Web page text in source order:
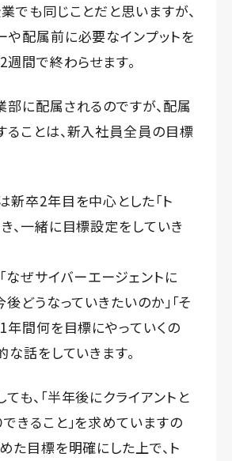
でも同じことだと思いますが、
や配属前に必要なインプットを
週間で終わらせます。
に配属されるのですが、配属
ることは、新入社員全員の目標
卒2年目を中心とした「ト
、一緒に目標設定をしていき
なぜサイバーエージェントに
後どうなっていきたいのか」「そ
年間何を目標にやっていくの
な話をしていきます。
も、「半年後にクライアントと
きること」を求めていますの
た目標を明確にした上で、ト